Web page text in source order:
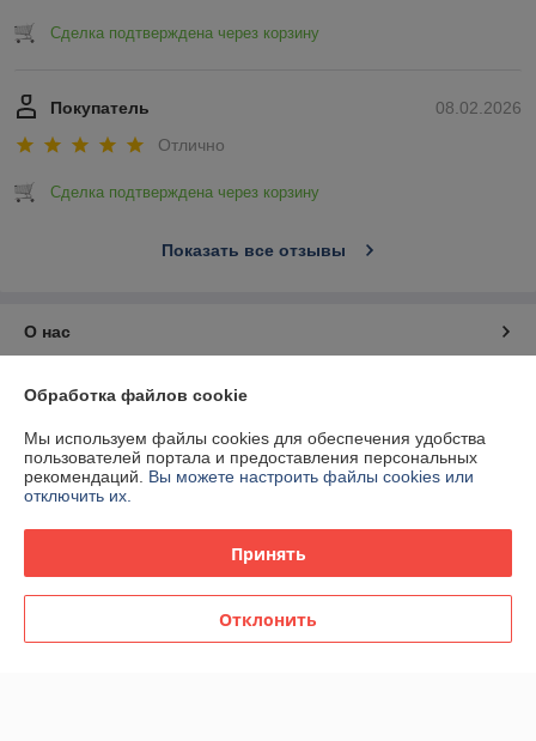
Сделка подтверждена через корзину
08.02.2026
Покупатель
Отлично
Сделка подтверждена через корзину
Показать все отзывы
О нас
Контакты
Доставка и оплата
График работы
Политика обработки cookies
Обработка файлов cookie
Мы используем файлы cookies для обеспечения удобства
пользователей портала и предоставления персональных
рекомендаций. Вы можете настроить файлы cookies или
отключить их.
Принять
Отклонить